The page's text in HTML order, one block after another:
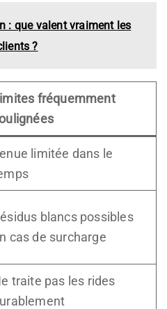
: que valent vraiment les
?
fréquemment
limitée dans le
blancs possibles
cas de surcharge
traite pas les rides